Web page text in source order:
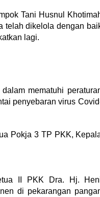
Tani Husnul
telah dikelola dengan
lagi.
mematuhi
penyebaran virus
Pokja 3 TP PKK,
II PKK Dra. Hj.
di pekarangan